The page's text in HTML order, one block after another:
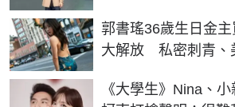
郭書瑤36歲生日金
大解放 私密刺青、
《大學生》Nina、